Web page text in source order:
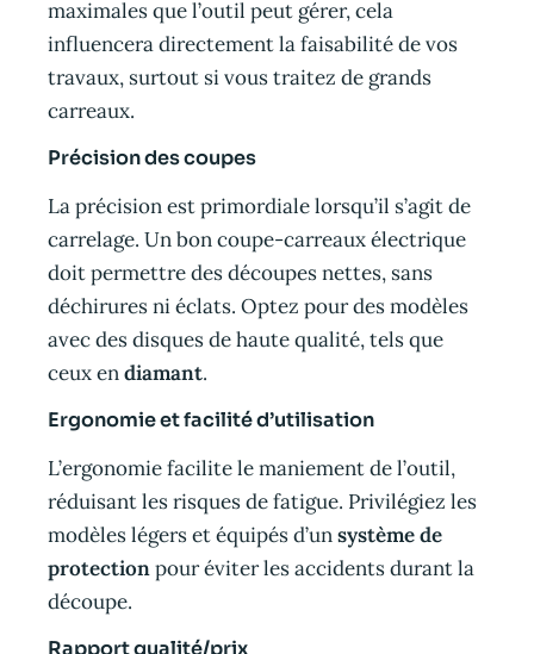
maximales que l’outil peut gérer, cela
influencera directement la faisabilité de vos
travaux, surtout si vous traitez de grands
carreaux.
Précision des coupes
La précision est primordiale lorsqu’il s’agit de
carrelage. Un bon coupe-carreaux électrique
doit permettre des découpes nettes, sans
déchirures ni éclats. Optez pour des modèles
avec des disques de haute qualité, tels que
ceux endiamant.
Ergonomie et facilité d’utilisation
L’ergonomie facilite le maniement de l’outil,
réduisant les risques de fatigue. Privilégiez les
modèles légers et équipés d’unsystème de
protectionpour éviter les accidents durant la
découpe.
Rapport qualité/prix